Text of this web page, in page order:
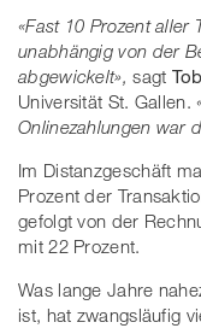
«Fast 10 Prozent aller
unabhängig von der
abgewickelt», sagt
Universität St. Gallen.
Onlinezahlungen war
Im Distanzgeschäft
Prozent der
gefolgt von der
mit 22 Prozent.
Was lange Jahre
ist, hat zwangsläufig